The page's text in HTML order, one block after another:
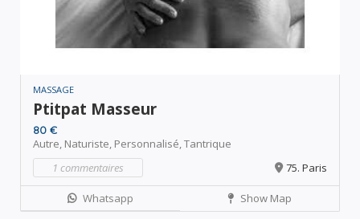
MASSAGE
Ptitpat Masseur
80 €
Autre, Naturiste, Personnalisé, Tantrique
1 commentaires
75. Paris
Whatsapp Show Map